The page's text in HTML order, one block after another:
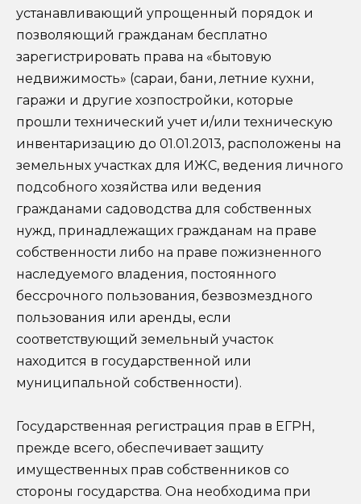
устанавливающий упрощенный порядок и
позволяющий гражданам бесплатно
зарегистрировать права на «бытовую
недвижимость» (сараи, бани, летние кухни,
гаражи и другие хозпостройки, которые
прошли технический учет и/или техническую
инвентаризацию до 01.01.2013, расположены на
земельных участках для ИЖС, ведения личного
подсобного хозяйства или ведения
гражданами садоводства для собственных
нужд, принадлежащих гражданам на праве
собственности либо на праве пожизненного
наследуемого владения, постоянного
бессрочного пользования, безвозмездного
пользования или аренды, если
соответствующий земельный участок
находится в государственной или
муниципальной собственности).
Государственная регистрация прав в ЕГРН,
прежде всего, обеспечивает защиту
имущественных прав собственников со
стороны государства. Она необходима при